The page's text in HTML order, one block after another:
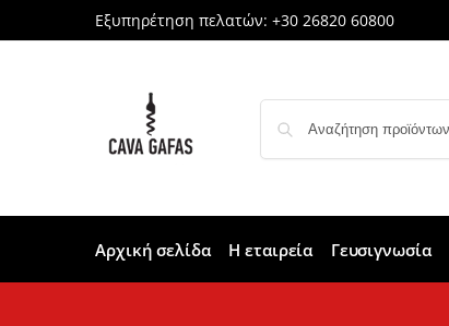
Εξυπηρέτηση πελατών: +30 26820 60800
Αρχική σελίδα Η εταιρεία Γευσιγνωσία